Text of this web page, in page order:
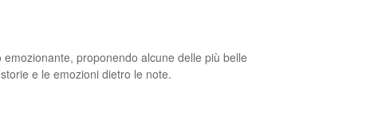
proponendo alcune delle più belle
e le emozioni dietro le note.